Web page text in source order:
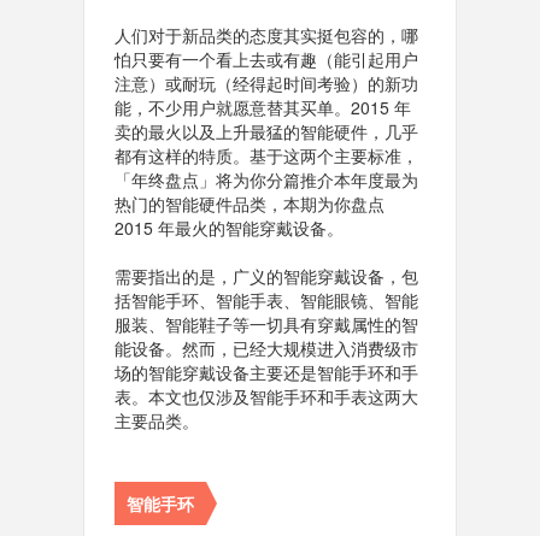
人们对于新品类的态度其实挺包容的，哪
怕只要有一个看上去或有趣（能引起用户
注意）或耐玩（经得起时间考验）的新功
能，不少用户就愿意替其买单。2015 年
卖的最火以及上升最猛的智能硬件，几乎
都有这样的特质。基于这两个主要标准，
「年终盘点」将为你分篇推介本年度最为
热门的智能硬件品类，本期为你盘点
2015 年最火的智能穿戴设备。
需要指出的是，广义的智能穿戴设备，包
括智能手环、智能手表、智能眼镜、智能
服装、智能鞋子等一切具有穿戴属性的智
能设备。然而，已经大规模进入消费级市
场的智能穿戴设备主要还是智能手环和手
表。本文也仅涉及智能手环和手表这两大
主要品类。
智能手环